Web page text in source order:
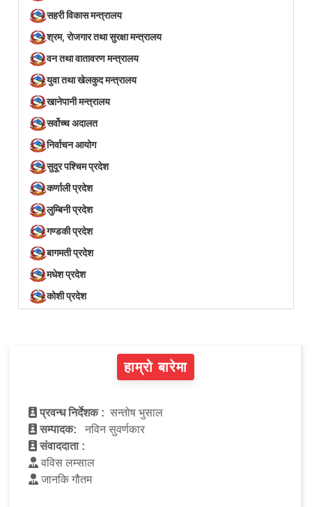
सहरी विकास मन्त्रालय
श्रम, रोजगार तथा सुरक्षा मन्त्रालय
वन तथा वातावरण मन्त्रालय
युवा तथा खेलकुद मन्त्रालय
खानेपानी मन्त्रालय
सर्वोच्च अदालत
निर्वाचन आयोग
सुदूर पश्चिम प्रदेश
कर्णाली प्रदेश
लुम्बिनी प्रदेश
गण्डकी प्रदेश
बागमती प्रदेश
मधेश प्रदेश
कोशी प्रदेश
हाम्रो बारेमा
प्रवन्ध निर्देशक : सन्तोष भुसाल
सम्पादक:
नविन सुवर्णकार
संवाददाता :
वविस लम्साल
जानकि गौतम